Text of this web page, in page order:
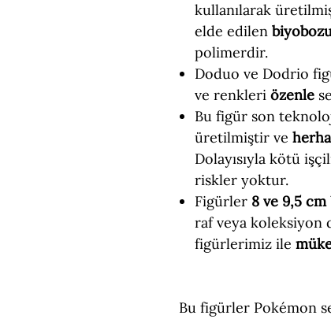
kullanılarak
elde edilen
polimerdir.
Doduo ve Dodrio
ve renkleri özenle
Bu figür son
üretilmiştir ve
Dolayısıyla kötü
riskler yoktur.
Figürler 8 ve 9,5 cm
raf veya koleksiyon
figürlerimiz ile
Bu figürler Pokémon